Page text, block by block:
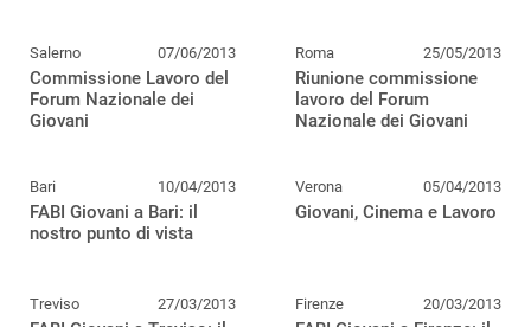
Salerno 07/06/2013
Commissione Lavoro del
Forum Nazionale dei
Giovani
Roma 25/05/2013
Riunione commissione
lavoro del Forum
Nazionale dei Giovani
Bari 10/04/2013
FABI Giovani a Bari: il
nostro punto di vista
Verona 05/04/2013
Giovani, Cinema e Lavoro
Treviso 27/03/2013 Firenze 20/03/2013